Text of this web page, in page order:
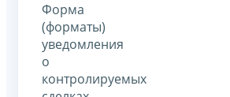
Форма
(форматы)
уведомления
о
контролируемых